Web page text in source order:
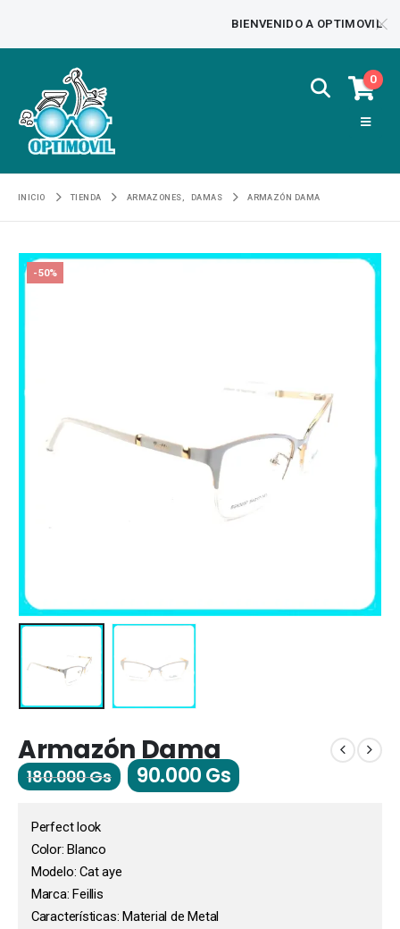
BIENVENIDO A OPTIMOVIL
0
INICIO TIENDA ARMAZONES DAMAS ARMAZÓN DAMA
-50%
Armazón Dama
180.000Gs 90.000Gs
Perfect look
Color: Blanco
Modelo: Cat aye
Marca: Feillis
Características: Material de Metal